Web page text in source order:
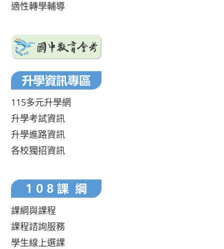
適性轉學輔導
115多元升學網
升學考試資訊
升學進路資訊
各校獨招資訊
課綱與課程
課程諮詢服務
學生線上選課